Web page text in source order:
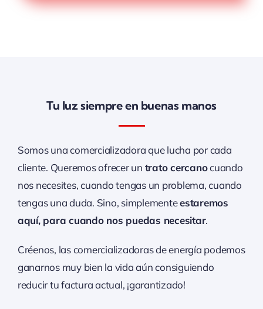
Tu luz siempre en buenas manos
Somos una comercializadora que lucha por cada
cliente. Queremos ofrecer un trato cercanocuando
nos necesites, cuando tengas un problema, cuando
tengas una duda. Sino, simplementeestaremos
aquí, para cuando nos puedas necesitar.
Créenos, las comercializadoras de energía podemos
ganarnos muy bien la vida aún consiguiendo
reducir tu factura actual, ¡garantizado!